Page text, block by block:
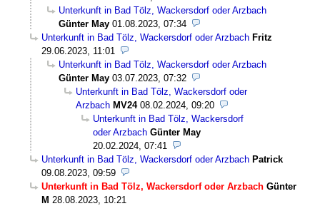
Unterkunft in Bad Tölz, Wackersdorf oder Arzbach
Günter May 01.08.2023, 07:34
Unterkunft in Bad Tölz, Wackersdorf oder Arzbach Fritz
29.06.2023, 11:01
Unterkunft in Bad Tölz, Wackersdorf oder Arzbach
Günter May 03.07.2023, 07:32
Unterkunft in Bad Tölz, Wackersdorf oder
Arzbach MV24 08.02.2024, 09:20
Unterkunft in Bad Tölz, Wackersdorf
oder Arzbach Günter May
20.02.2024, 07:41
Unterkunft in Bad Tölz, Wackersdorf oder Arzbach Patrick
09.08.2023, 09:59
Unterkunft in Bad Tölz, Wackersdorf oder Arzbach Günter
M 28.08.2023, 10:21